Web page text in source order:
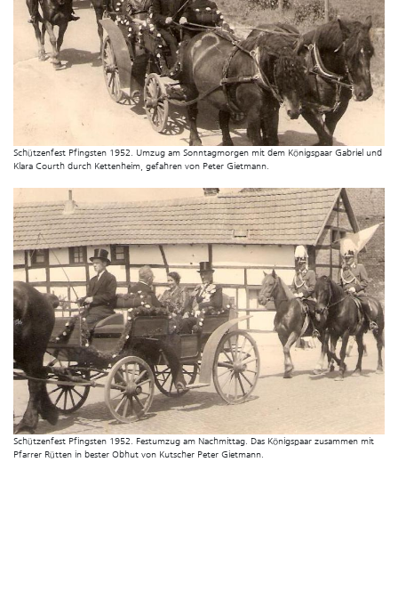
Schützenfest Pfingsten 1952. Umzug am Sonntagmorgen mit dem Königspaar Gabriel und
Klara Courth durch Kettenheim, gefahren von Peter Gietmann.
Schützenfest Pfingsten 1952. Festumzug am Nachmittag. Das Königspaar zusammen mit
Pfarrer Rütten in bester Obhut von Kutscher Peter Gietmann.